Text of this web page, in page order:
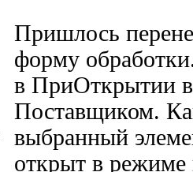
Пришлось
форму
в ПриОткрытии
Поставщиком.
выбранный
открыт в режиме